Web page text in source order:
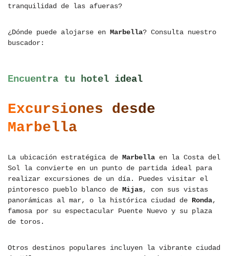
tranquilidad de las afueras?
¿Dónde puede alojarse en Marbella? Consulta nuestro
buscador:
Encuentra tu hotel ideal
Excursiones desde
Marbella
La ubicación estratégica de Marbella en la Costa del
Sol la convierte en un punto de partida ideal para
realizar excursiones de un día. Puedes visitar el
pintoresco pueblo blanco de Mijas, con sus vistas
panorámicas al mar, o la histórica ciudad de Ronda,
famosa por su espectacular Puente Nuevo y su plaza
de toros.
Otros destinos populares incluyen la vibrante ciudad